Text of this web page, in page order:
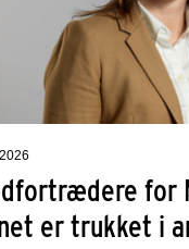
for
er trukket i